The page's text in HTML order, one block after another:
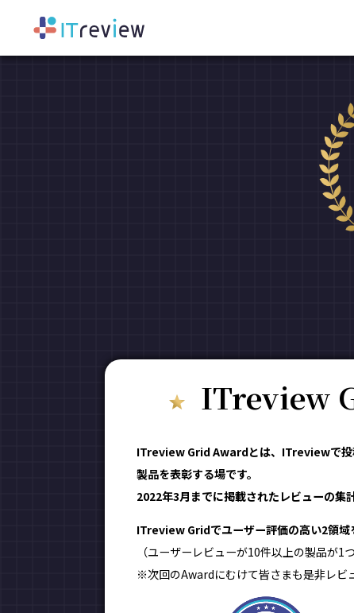
ITreview
ITreview Grid Awardとは、ITreviewで投
製品を表彰する場です。
2022年3月までに掲載されたレビューの集
ITreview Gridでユーザー評価の高い2領域
（ユーザーレビューが10件以上の製品が1
※次回のAwardにむけて皆さまも是非レビ